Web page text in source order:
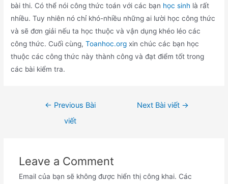
bài thi. Có thể nói công thức toán với các bạn học sinh là rất
nhiều. Tuy nhiên nó chỉ khó-nhiều những ai lười học công thức
và sẽ đơn giải nếu ta học thuộc và vận dụng khéo léo các
công thức. Cuối cùng,Toanhoc.org xin chúc các bạn học
thuộc các công thức này thành công và đạt điểm tốt trong
các bài kiểm tra.
← Previous Bài
viết
Next Bài viết →
Leave a Comment
Email của bạn sẽ không được hiển thị công khai. Các